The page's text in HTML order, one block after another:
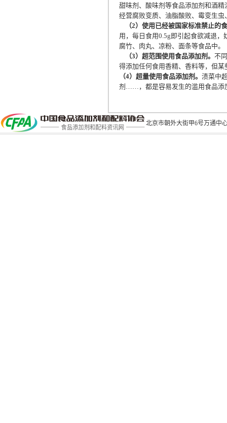
甜味剂、酸味剂等食品添加剂和酒
经营腐败变质、油脂酸败、霉变生
（2）使用已经被国家标准禁止的
用，每日食用0.5g 即引起食欲减退，
腐竹、肉丸、凉粉、面条等食品中。
（3）超范围使用食品添加剂。 不
得添加任何食用香精、香料等，但
（4）超量使用食品添加剂。 渍菜中
剂 …… ，都是容易发生的滥用食品添
北京市朝外大街甲6号万通中